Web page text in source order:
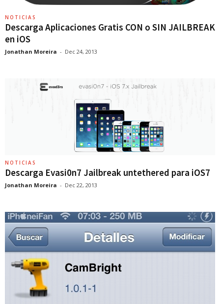
NOTICIAS
Descarga Aplicaciones Gratis CON o SIN JAILBREAK
en iOS
Jonathan Moreira - Dec 24, 2013
NOTICIAS
Descarga Evasi0n7 Jailbreak untethered para iOS7
Jonathan Moreira - Dec 22, 2013